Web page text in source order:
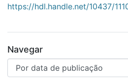
https://hdl.handle.net/10437/
Navegar